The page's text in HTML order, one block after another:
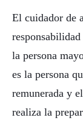
El cuidador de
la persona
es la persona
remunerada y
realiza la